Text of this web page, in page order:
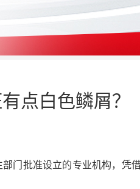
点白色鳞屑？
门批准设立的专业机构，凭